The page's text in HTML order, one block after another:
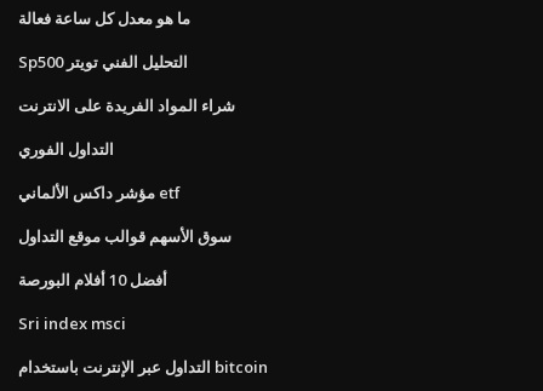
ما هو معدل كل ساعة فعالة
Sp500 التحليل الفني تويتر
شراء المواد الفريدة على الانترنت
التداول الفوري
مؤشر داكس الألماني etf
سوق الأسهم قوالب موقع التداول
أفضل 10 أفلام البورصة
Sri index msci
التداول عبر الإنترنت باستخدام bitcoin